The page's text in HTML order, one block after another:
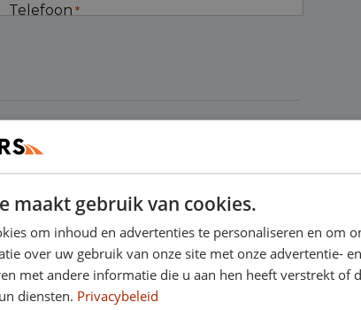
Telefoon *
maakt gebruik van cookies.
om inhoud en advertenties te personaliseren en om
over uw gebruik van onze site met onze advertentie-
met andere informatie die u aan hen heeft verstrekt of
diensten. Privacybeleid